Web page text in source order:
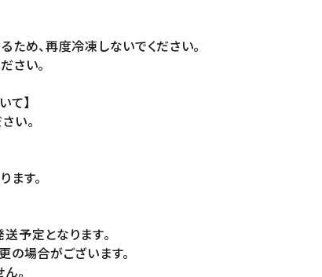
め、再度冷凍しないでください。
さい。
て】
い。
す。
予定となります。
場合がございます。
。